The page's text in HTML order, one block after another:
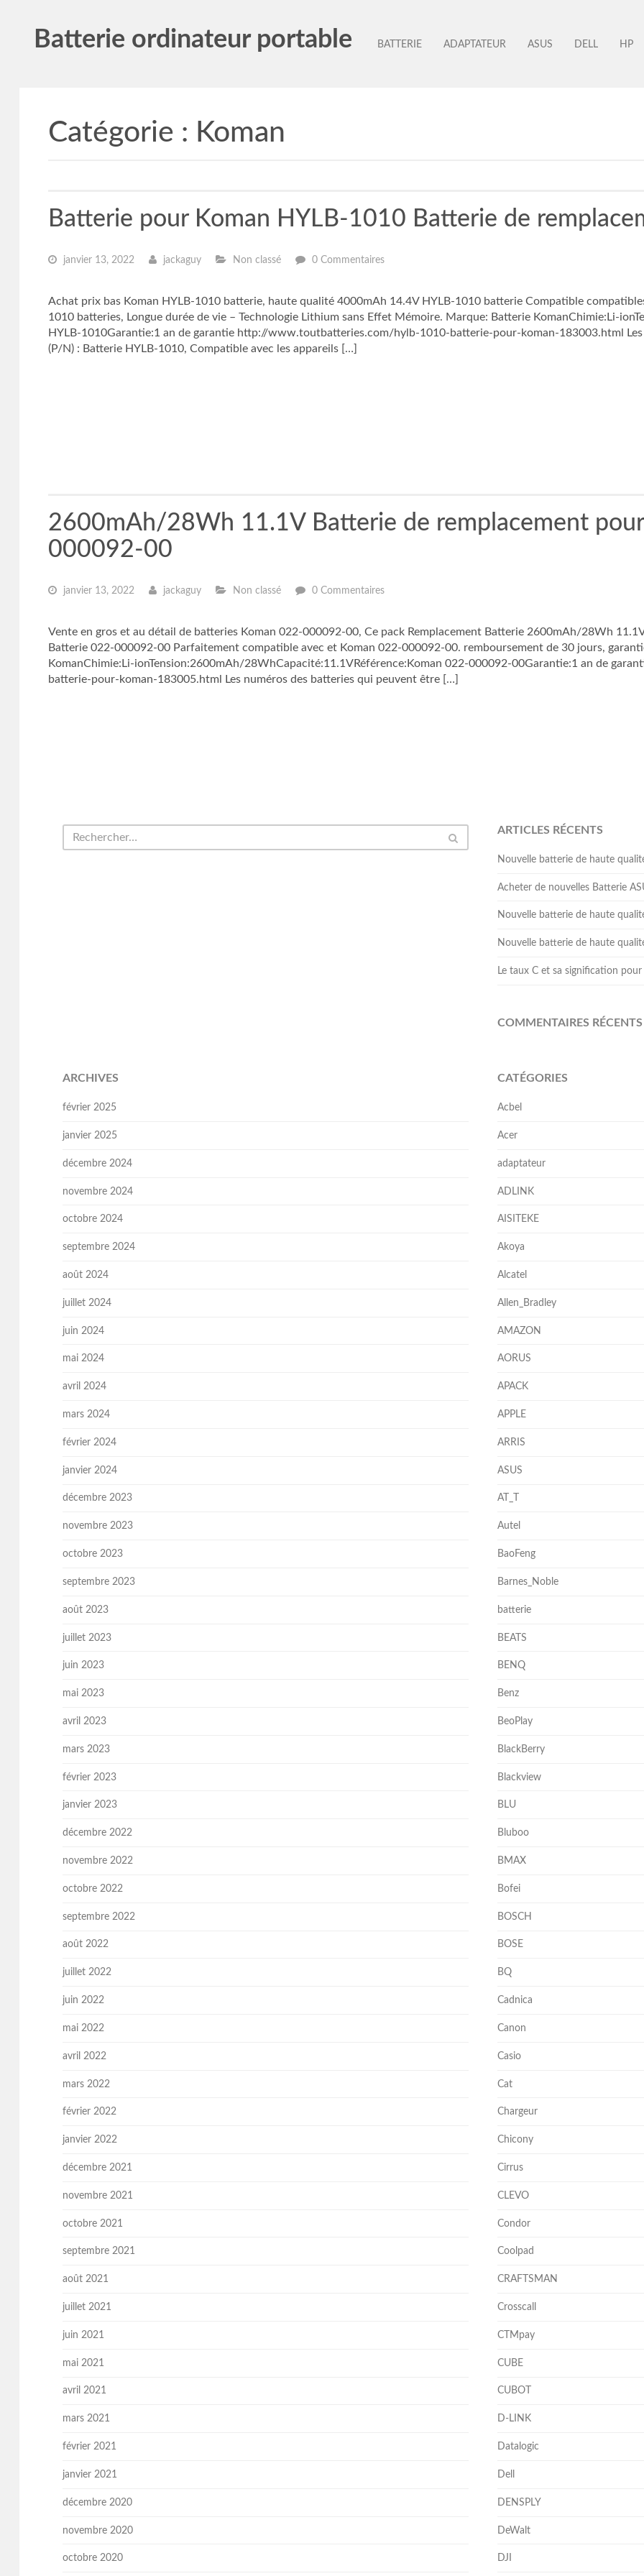
Batterie ordinateur portable BATTERIE ADAPTATEUR ASUS DELL HP
Catégorie : Koman
Batterie pour Koman HYLB-1010 Batterie de
janvier 13, 2022 jackaguy Non classé 0 Commentaires
Achat prix bas Koman HYLB-1010 batterie, haute qualité 4000mAh 14.4V HYLB-1010 batterie Compatible
1010 batteries, Longue durée de vie – Technologie Lithium sans Effet Mémoire. Marque: Batterie KomanChimie:Li-
HYLB-1010Garantie:1 an de garantie http://www.toutbatteries.com/hylb-1010-batterie-pour-koman-183003.html
(P/N) : Batterie HYLB-1010, Compatible avec les appareils […]
2600mAh/28Wh 11.1V Batterie de remplacement
000092-00
janvier 13, 2022 jackaguy Non classé 0 Commentaires
Vente en gros et au détail de batteries Koman 022-000092-00, Ce pack Remplacement Batterie 2600mAh/28Wh
Batterie 022-000092-00 Parfaitement compatible avec et Koman 022-000092-00. remboursement de 30 jours,
KomanChimie:Li-ionTension:2600mAh/28WhCapacité:11.1VRéférence:Koman 022-000092-00Garantie:1 an de
batterie-pour-koman-183005.html Les numéros des batteries qui peuvent être […]
ARTICLES RÉCENTS
Nouvelle batterie de haute
Acheter de nouvelles Batterie
Nouvelle batterie de haute
Nouvelle batterie de haute
Le taux C et sa signification
COMMENTAIRES RÉCENTS
ARCHIVES
février 2025
janvier 2025
décembre 2024
novembre 2024
octobre 2024
septembre 2024
août 2024
juillet 2024
juin 2024
mai 2024
avril 2024
mars 2024
février 2024
janvier 2024
décembre 2023
novembre 2023
octobre 2023
septembre 2023
août 2023
juillet 2023
juin 2023
mai 2023
avril 2023
mars 2023
février 2023
janvier 2023
décembre 2022
novembre 2022
octobre 2022
septembre 2022
août 2022
juillet 2022
juin 2022
mai 2022
avril 2022
mars 2022
février 2022
janvier 2022
décembre 2021
novembre 2021
octobre 2021
septembre 2021
août 2021
juillet 2021
juin 2021
mai 2021
avril 2021
mars 2021
février 2021
janvier 2021
décembre 2020
novembre 2020
octobre 2020
CATÉGORIES
Acbel
Acer
adaptateur
ADLINK
AISITEKE
Akoya
Alcatel
Allen_Bradley
AMAZON
AORUS
APACK
APPLE
ARRIS
ASUS
AT_T
Autel
BaoFeng
Barnes_Noble
batterie
BEATS
BENQ
Benz
BeoPlay
BlackBerry
Blackview
BLU
Bluboo
BMAX
Bofei
BOSCH
BOSE
BQ
Cadnica
Canon
Casio
Cat
Chargeur
Chicony
Cirrus
CLEVO
Condor
Coolpad
CRAFTSMAN
Crosscall
CTMpay
CUBE
CUBOT
D-LINK
Datalogic
Dell
DENSPLY
DeWalt
DJI